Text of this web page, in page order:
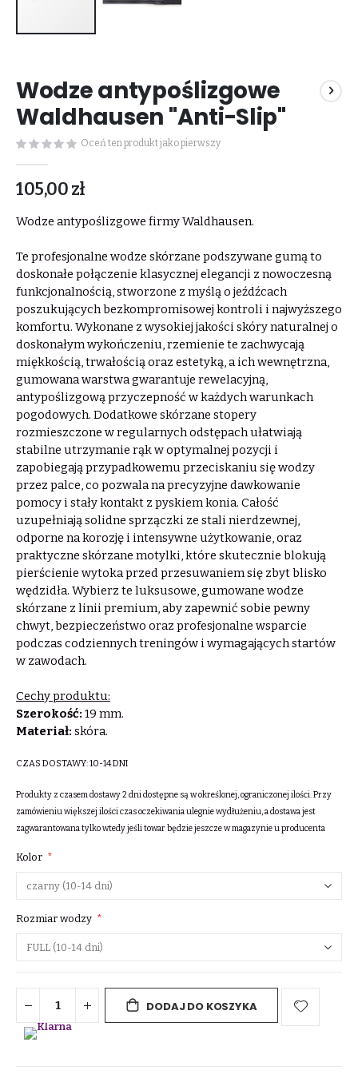
początek
galerii
Wodze antypoślizgowe
Waldhausen "Anti-Slip"
Oceń ten produkt jako pierwszy
105,00 zł
Wodze antypoślizgowe firmy Waldhausen.
Te profesjonalne wodze skórzane podszywane gumą to
doskonałe połączenie klasycznej elegancji z nowoczesną
funkcjonalnością, stworzone z myślą o jeźdźcach
poszukujących bezkompromisowej kontroli i najwyższego
komfortu. Wykonane z wysokiej jakości skóry naturalnej o
doskonałym wykończeniu, rzemienie te zachwycają
miękkością, trwałością oraz estetyką, a ich wewnętrzna,
gumowana warstwa gwarantuje rewelacyjną,
antypoślizgową przyczepność w każdych warunkach
pogodowych. Dodatkowe skórzane stopery
rozmieszczone w regularnych odstępach ułatwiają
stabilne utrzymanie rąk w optymalnej pozycji i
zapobiegają przypadkowemu przeciskaniu się wodzy
przez palce, co pozwala na precyzyjne dawkowanie
pomocy i stały kontakt z pyskiem konia. Całość
uzupełniają solidne sprzączki ze stali nierdzewnej,
odporne na korozję i intensywne użytkowanie, oraz
praktyczne skórzane motylki, które skutecznie blokują
pierścienie wytoka przed przesuwaniem się zbyt blisko
wędzidła. Wybierz te luksusowe, gumowane wodze
skórzane z linii premium, aby zapewnić sobie pewny
chwyt, bezpieczeństwo oraz profesjonalne wsparcie
podczas codziennych treningów i wymagających startów
w zawodach.
Cechy produktu:
Szerokość: 19 mm.
Materiał: skóra.
CZAS DOSTAWY:10-14 DNI
Produkty z czasem dostawy 2 dni dostępne są w określonej, ograniczonej ilości. Przy
zamówieniu większej ilości czas oczekiwania ulegnie wydłużeniu, a dostawa jest
zagwarantowana tylko wtedy jeśli towar będzie jeszcze w magazynie u producenta
Kolor
Rozmiar wodzy
DODAJ DO KOSZYKA